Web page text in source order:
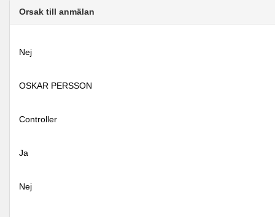
Orsak till anmälan
Nej
OSKAR PERSSON
Controller
Ja
Nej